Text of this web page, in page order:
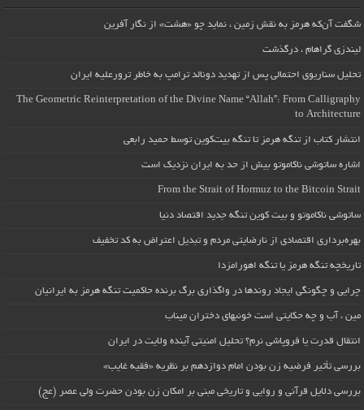
شگفت آن‌که هرمز به نقش زمین ، نماید چو «هشت» از نگار آفرین
لیندزی گراهام ، درگذشت
تحلیل سناریوی احتمالی پس از تهدید دونالد ترامپ به خاطر ترورعلیه ایران
The Geometric Reinterpretation of the Divine Name “Allah”: From Calligraphy
to Architecture
انتشار کتاب از تنگه هرمز تا تنگه بیت‌کوین توسط حمید رابعی
اشاره ساتوشی ناکاموتو بیش از حد به ایران نزدیک است
From the Strait of Hormuz to the Bitcoin Strait
ساتوشی ناکاموتو و بیت کوین تنگه جدید اقتصاد دنیا
بهره‌برداری اقتصادی از نارضایتی مردم و تبدیل اعتراض به کد تخفیف
تاریخچه تنگه هرمز یا تنگه اهورامزدا
چرایی و چگونگی ایجاد روندها در واگذاری برگ برنده حاکمیت تنگه هرمز به ایرانیان
مین ، آب و چه حکایتی است خونبهای دختران میناب
انتقال قدرت یا فروپاشی نرم؟ تحلیل امنیتی آینده ولایت در ایران
بررسی تأثیر فرضیه زن بودن امام دوازدهم بر نظریه «فقیه غایب»
بررسی دلایل قرآنی و روایی و تاریخی مبنی بر امکان زن بودن حضرت ولی عصر (عج)